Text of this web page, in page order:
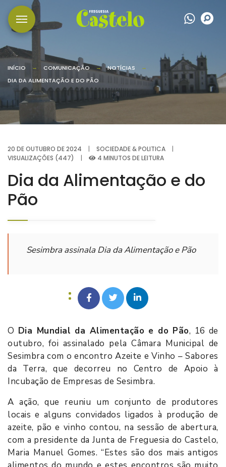
INÍCIO COMUNICAÇÃO
NOTÍCIAS
DIA DA ALIMENTAÇÃO E DO PÃO
20 DE OUTUBRO DE 2024 | SOCIEDADE & POLITICA
|
VISUALIZAÇÕES (447)
| 4 MINUTOS DE LEITURA
Dia da Alimentação e do
Pão
Sesimbra assinala Dia da Alimentação e Pão
O Dia Mundial da Alimentação e do Pão, 16 de
outubro, foi assinalado pela Câmara Municipal de
Sesimbra com o encontro Azeite e Vinho – Sabores
da Terra, que decorreu no Centro de Apoio à
Incubação de Empresas de Sesimbra.
A ação, que reuniu um conjunto de produtores
locais e alguns convidados ligados à produção de
azeite, pão e vinho contou, na sessão de abertura,
com a presidente da Junta de Freguesia do Castelo,
Maria Manuel Gomes. “Estes são dos mais antigos